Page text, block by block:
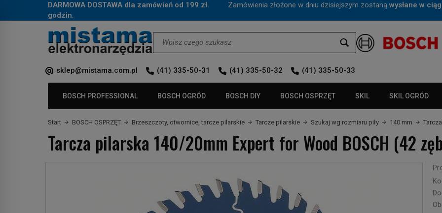
DARMOWA DOSTAWA dla zamówień od 199 zł. Zamówienia złożone w dniu dzisiejszym zostaną wysłane w
godzin.
sklep@mistama.com.pl (41) 335-50-31 (41) 335-50-32 (41) 335-50-33
BOSCH PROFESSIONAL BOSCH OGRÓD BOSCH DIY BOSCH OSPRZĘT SKIL SKIL OGRÓD
Start BOSCH OSPRZĘT Brzeszczoty, otwornice, tarcze pilarskie Tarcze pilarskie Szukaj wg rozmiaru piły 140 mm
Tarcza pilarska 140/20mm Expert for Wood BOSCH (42